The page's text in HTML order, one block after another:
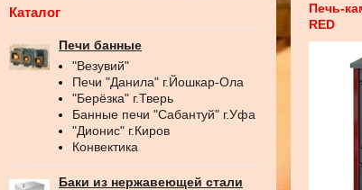
Каталог
Печи банные
"Везувий"
Печи "Данила" г.Йошкар-Ола
"Берёзка" г.Тверь
Банные печи "Сабантуй" г.Уфа
"Дионис" г.Киров
Конвектика
Баки из нержавеющей стали
Печь-
RED